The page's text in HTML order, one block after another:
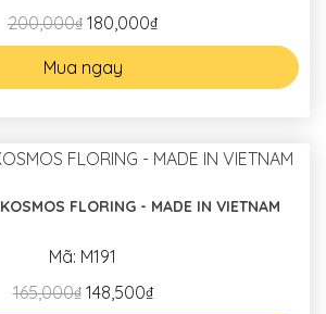
200,000₫ 180,000₫
Mua ngay
SÀN GỖ - M191- KOSMOS FLORING - MADE IN VIETNAM
Mã: M191
165,000₫148,500₫